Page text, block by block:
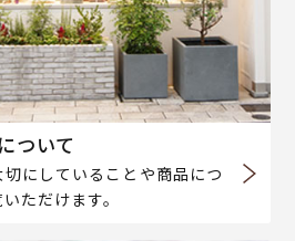
ついて
にしていることや商品につ
ただけます。